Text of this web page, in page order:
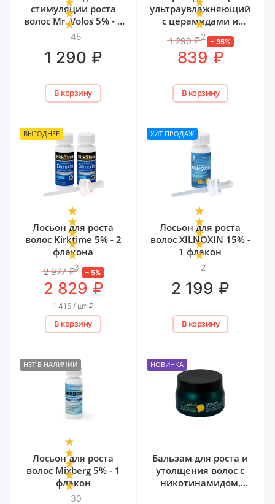
45
стимуляции роста
волос Mr. Volos 5% - 1
флакон
1 290 ₽
В корзину
2
ультраувлажняющий
с церамидами и
мочевиной Mr. Volos,
50 мл
1 290 ₽ – 35%
839 ₽
В корзину
ВЫГОДНЕЕ
3
Лосьон для роста
волос Kirktime 5% - 2
флакона
2 977 ₽ –5%
2 829 ₽
1 415 / шт ₽
В корзину
ХИТ ПРОДАЖ
2
Лосьон для роста
волос XILNOXIN 15% -
1 флакон
2 199 ₽
В корзину
НЕТ В НАЛИЧИИ
30
Лосьон для роста
волос Mixberg 5% - 1
флакон
НОВИНКА
Бальзам для роста и
утолщения волос с
никотинамидом,